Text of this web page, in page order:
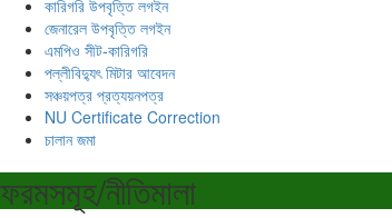
কারিগরি উপবৃত্তি লগইন
জেনারেল উপবৃত্তি লগইন
এমপিও সীট-কারিগরি
পল্লীবিদ্যুৎ মিটার আবেদন
সঞ্চয়পত্র প্রত্যয়নপত্র
NU Certificate Correction
চালান জমা
ফরমসমূহ/নীতিমালা